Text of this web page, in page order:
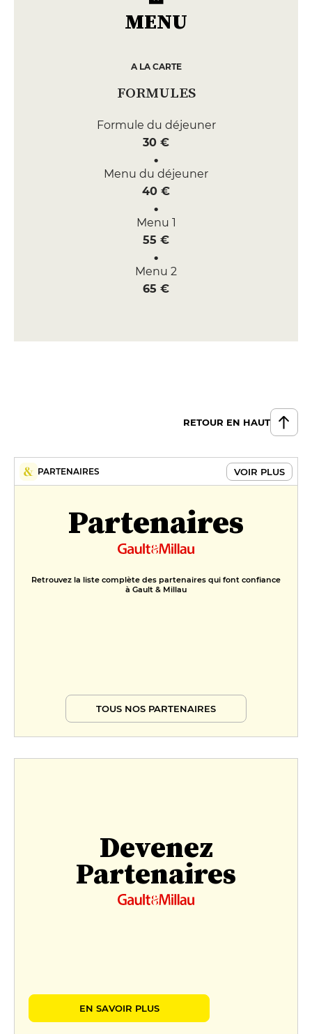
MENU
A LA CARTE
FORMULES
Formule du déjeuner
30 €
Menu du déjeuner
40 €
Menu 1
55 €
Menu 2
65 €
RETOUR EN HAUT
PARTENAIRES VOIR PLUS
Partenaires
Retrouvez la liste complète des partenaires qui font confiance
à Gault & Millau
TOUS NOS PARTENAIRES
Devenez
Partenaires
EN SAVOIR PLUS